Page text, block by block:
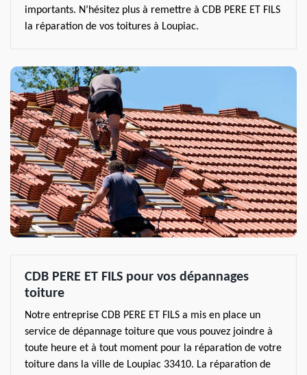
importants. N’hésitez plus à remettre à CDB PERE ET FILS
la réparation de vos toitures à Loupiac.
CDB PERE ET FILS pour vos dépannages
toiture
Notre entreprise CDB PERE ET FILS a mis en place un
service de dépannage toiture que vous pouvez joindre à
toute heure et à tout moment pour la réparation de votre
toiture dans la ville de Loupiac 33410. La réparation de